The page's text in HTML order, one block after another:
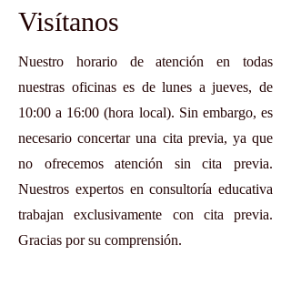
Visítanos
Nuestro horario de atención en todas
nuestras oficinas es de lunes a jueves, de
10:00 a 16:00 (hora local). Sin embargo, es
necesario concertar una cita previa, ya que
no ofrecemos atención sin cita previa.
Nuestros expertos en consultoría educativa
trabajan exclusivamente con cita previa.
Gracias por su comprensión.